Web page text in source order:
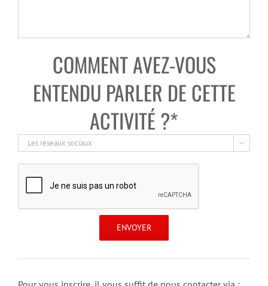
COMMENT AVEZ-VOUS
ENTENDU PARLER DE CETTE
ACTIVITÉ ?*
